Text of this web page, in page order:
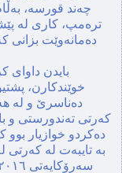
چەند قورسە،
تره‌مپ، كاری له‌
دەمانەوێت بزانی
خوێندکارن،
ده‌ناسرێ و له‌
كه‌رتی ته‌ندورستی و
ده‌كردو خوازیار
به‌ تایبه‌ت له‌ كه‌رتی